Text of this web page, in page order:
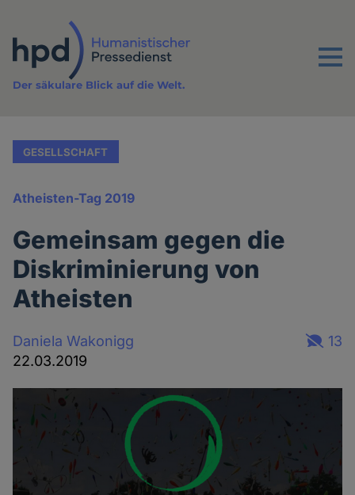
Inhalt
Menu
Der säkulare Blick auf die Welt.
GESELLSCHAFT
Atheisten-Tag 2019
Gemeinsam gegen die
Diskriminierung von
Atheisten
Daniela Wakonigg
22.03.2019
13